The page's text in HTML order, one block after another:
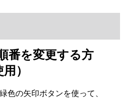
番を変更する方
）
色の矢印ボタンを使って、